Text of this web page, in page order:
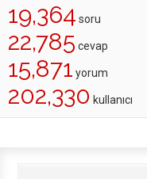
19,364 soru
22,785 cevap
15,871 yorum
202,330 kullanıcı